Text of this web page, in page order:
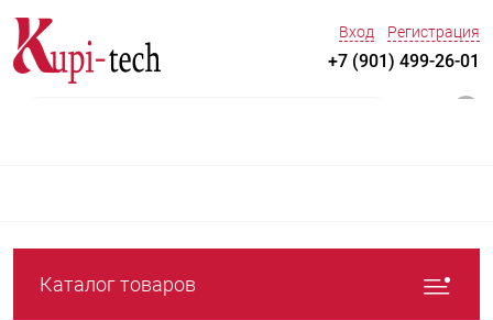
Вход Регистрация
+7 (901) 499-26-01
Каталог товаров